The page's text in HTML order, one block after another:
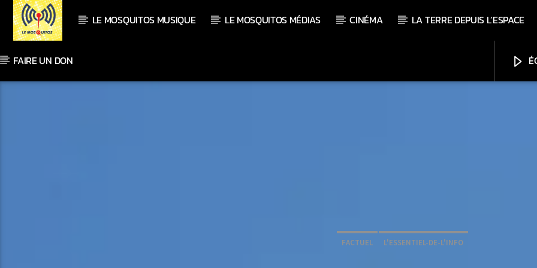
LE MOSQUITOS MUSIQUE LE MOSQUITOS MÉDIAS CINÉMA LA TERRE DEPUIS L’ESPACE
FAIRE UN DON
FACTUEL L'ESSENTIEL-DE-L'INFO